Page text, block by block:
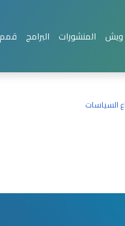
ويش المنشورات البرامج
السياسات